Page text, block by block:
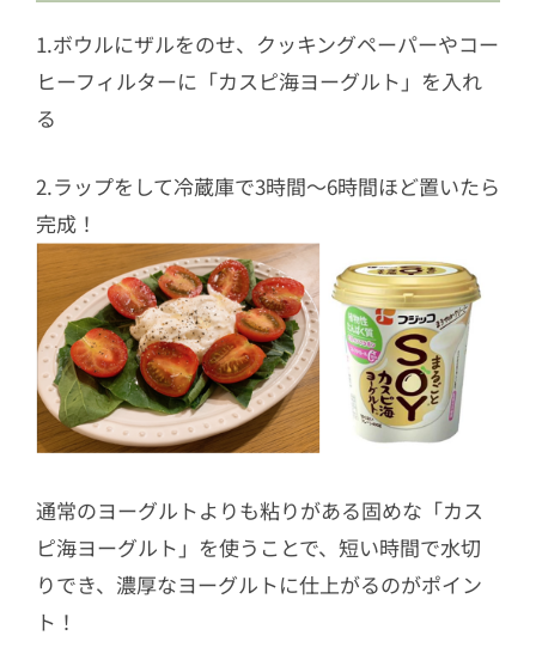
1.ボウルにザルをのせ、クッキングペーパーやコー
ヒーフィルターに「カスピ海ヨーグルト」を入れ
る
2.ラップをして冷蔵庫で3時間～6時間ほど置いたら
完成！
通常のヨーグルトよりも粘りがある固めな「カス
ピ海ヨーグルト」を使うことで、短い時間で水切
りでき、濃厚なヨーグルトに仕上がるのがポイン
ト！